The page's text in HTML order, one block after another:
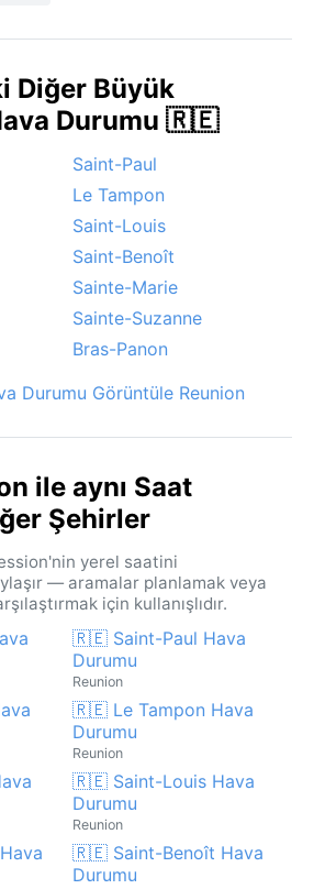
ayları, şiddetli rüzgâr ve yoğun
olaylar yaşanmaz; ancak dağlık
değişen hava koşullarına
Diğer Büyük
Durumu 🇷🇪
Saint-Paul
Le Tampon
Saint-Louis
Saint-Benoît
Sainte-Marie
Sainte-Suzanne
Bras-Panon
Durumu Görüntüle Reunion
ile aynı Saat
Şehirler
yerel saatini
— aramalar planlamak veya
için kullanışlıdır.
🇷🇪 Saint-Paul Hava
Durumu
Reunion
🇷🇪 Le Tampon Hava
Durumu
Reunion
🇷🇪 Saint-Louis Hava
Durumu
Reunion
🇷🇪 Saint-Benoît Hava
Durumu